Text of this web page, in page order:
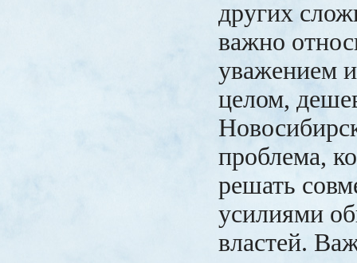
других
важно
уважением
целом,
проблема,
решать
усилиями
властей.